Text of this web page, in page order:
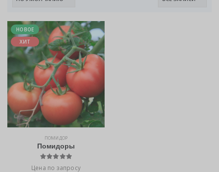
НОВОЕ
ХИТ
ПОМИДОР
Помидоры
Цена по запросу